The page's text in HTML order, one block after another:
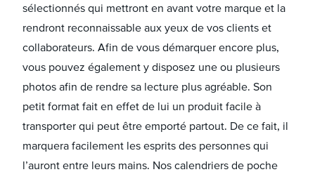
sélectionnés qui mettront en avant votre marque et la
rendront reconnaissable aux yeux de vos clients et
collaborateurs. Afin de vous démarquer encore plus,
vous pouvez également y disposez une ou plusieurs
photos afin de rendre sa lecture plus agréable. Son
petit format fait en effet de lui un produit facile à
transporter qui peut être emporté partout. De ce fait, il
marquera facilement les esprits des personnes qui
l’auront entre leurs mains. Nos calendriers de poche